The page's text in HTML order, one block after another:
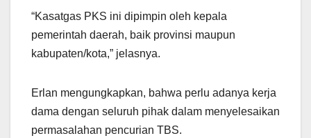
“Kasatgas PKS ini dipimpin oleh kepala
pemerintah daerah, baik provinsi maupun
kabupaten/kota,” jelasnya.
Erlan mengungkapkan, bahwa perlu adanya kerja
dama dengan seluruh pihak dalam menyelesaikan
permasalahan pencurian TBS.